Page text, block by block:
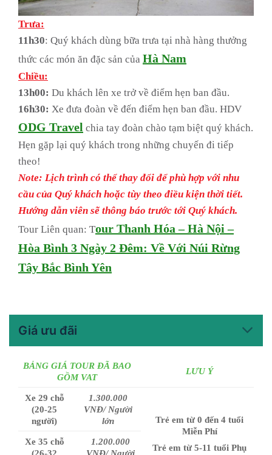
Trưa:
11h30: Quý khách dùng bữa trưa tại nhà hàng thưởng
thức các món ăn đặc sản của Hà Nam
Chiều:
13h00: Du khách lên xe trở về điểm hẹn ban đầu.
16h30: Xe đưa đoàn về đến điểm hẹn ban đầu. HDV
ODG Travel chia tay đoàn chào tạm biệt quý khách.
Hẹn gặp lại quý khách trong những chuyến đi tiếp
theo!
Note: Lịch trình có thể thay đổi để phù hợp với nhu
cầu của Quý khách hoặc tùy theo điều kiện thời tiết.
Hướng dẫn viên sẽ thông báo trước tới Quý khách.
Tour Liên quan: Tour Thanh Hóa – Hà Nội –
Hòa Bình 3 Ngày 2 Đêm: Về Với Núi Rừng
Tây Bắc Bình Yên
Giá ưu đãi
BẢNG GIÁ TOUR ĐÃ BAO
GỒM VAT
LƯU Ý
Xe 29 chỗ
(20-25
người)
1.300.000
VNĐ/ Người
lớn
Trẻ em từ 0 đến 4 tuổi
Miễn Phí
Trẻ em từ 5-11 tuổi Phụ
Xe 35 chỗ
1.200.000